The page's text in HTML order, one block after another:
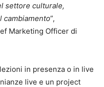
settore culturale,
cambiamento”,
Marketing Officer di
in presenza o in live
live e un project